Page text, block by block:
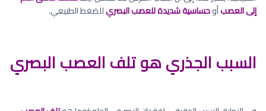
إلى العصبأوحساسية شديدة للعصب البصريللضغط الطبيعي.
السبب الجذري هو تلف العصب البصري